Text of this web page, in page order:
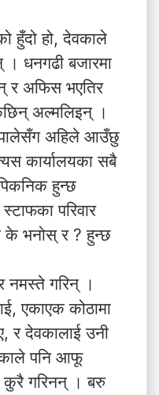
हुँदो हो, देवकाले
। धनगढी बजारमा
र अफिस भएतिर
अल्मलिइन् ।
अहिले आउँछु
कार्यालयका सबै
हुन्छ
परिवार
के भनोस् र ? हुन्छ
नमस्ते गरिन् ।
एकाएक कोठामा
देवकालाई उनी
पनि आफू
कुरै गरिनन् । बरु